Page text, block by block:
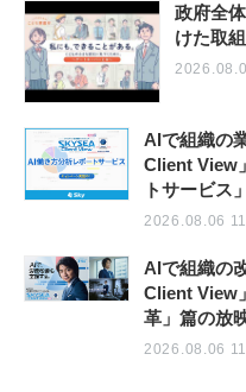
政府全
けた取
AIで組織の
Client View
トサービス
2026.08.06
AIで組織の
Client View
革」篇の放
2026.08.06